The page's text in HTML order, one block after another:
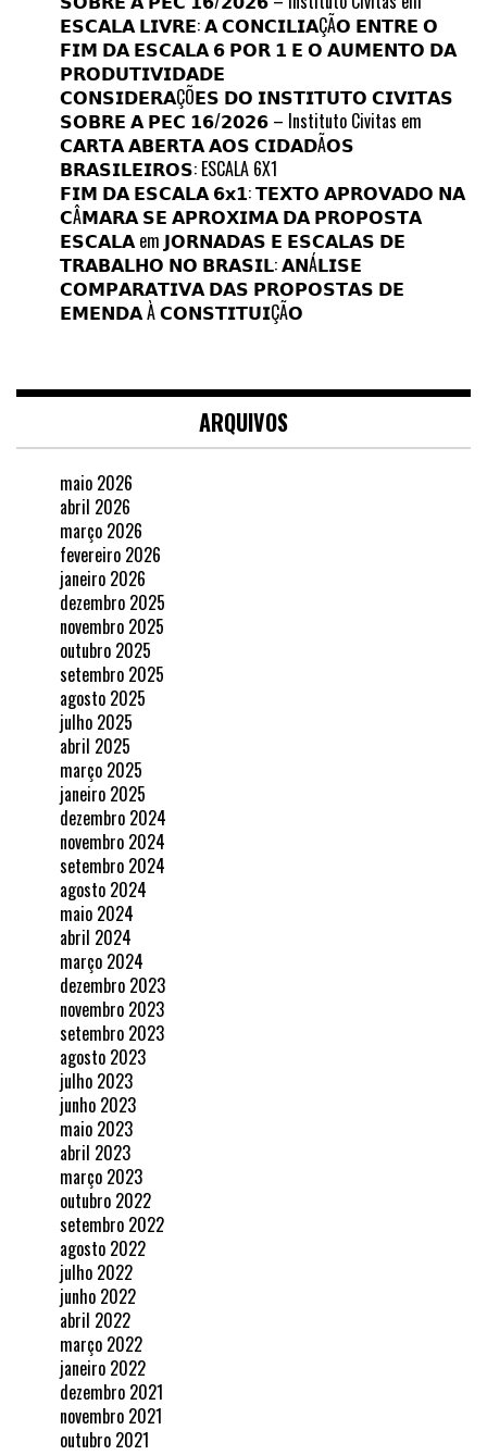
𝗘𝗦𝗖𝗔𝗟𝗔 𝗟𝗜𝗩𝗥𝗘: 𝗔 𝗖𝗢𝗡𝗖𝗜𝗟𝗜𝗔ÇÃ𝗢 𝗘𝗡𝗧𝗥𝗘 𝗢
𝗙𝗜𝗠 𝗗𝗔 𝗘𝗦𝗖𝗔𝗟𝗔 𝟲 𝗣𝗢𝗥 𝟭 𝗘 𝗢 𝗔𝗨𝗠𝗘𝗡𝗧𝗢 𝗗𝗔
𝗣𝗥𝗢𝗗𝗨𝗧𝗜𝗩𝗜𝗗𝗔𝗗𝗘
𝗖𝗢𝗡𝗦𝗜𝗗𝗘𝗥𝗔ÇÕ𝗘𝗦 𝗗𝗢 𝗜𝗡𝗦𝗧𝗜𝗧𝗨𝗧𝗢 𝗖𝗜𝗩𝗜𝗧𝗔𝗦
𝗦𝗢𝗕𝗥𝗘 𝗔 𝗣𝗘𝗖 𝟭𝟲/𝟮𝟬𝟮𝟲 – Instituto Civitas em
𝗖𝗔𝗥𝗧𝗔 𝗔𝗕𝗘𝗥𝗧𝗔 𝗔𝗢𝗦 𝗖𝗜𝗗𝗔𝗗Ã𝗢𝗦
𝗕𝗥𝗔𝗦𝗜𝗟𝗘𝗜𝗥𝗢𝗦: ESCALA 6X1
𝗙𝗜𝗠 𝗗𝗔 𝗘𝗦𝗖𝗔𝗟𝗔 𝟲𝘅𝟭: 𝗧𝗘𝗫𝗧𝗢 𝗔𝗣𝗥𝗢𝗩𝗔𝗗𝗢 𝗡𝗔
𝗖Â𝗠𝗔𝗥𝗔 𝗦𝗘 𝗔𝗣𝗥𝗢𝗫𝗜𝗠𝗔 𝗗𝗔 𝗣𝗥𝗢𝗣𝗢𝗦𝗧𝗔
𝗘𝗦𝗖𝗔𝗟𝗔em 𝗝𝗢𝗥𝗡𝗔𝗗𝗔𝗦 𝗘 𝗘𝗦𝗖𝗔𝗟𝗔𝗦 𝗗𝗘
𝗧𝗥𝗔𝗕𝗔𝗟𝗛𝗢 𝗡𝗢 𝗕𝗥𝗔𝗦𝗜𝗟: 𝗔𝗡Á𝗟𝗜𝗦𝗘
𝗖𝗢𝗠𝗣𝗔𝗥𝗔𝗧𝗜𝗩𝗔 𝗗𝗔𝗦 𝗣𝗥𝗢𝗣𝗢𝗦𝗧𝗔𝗦 𝗗𝗘
𝗘𝗠𝗘𝗡𝗗𝗔 À 𝗖𝗢𝗡𝗦𝗧𝗜𝗧𝗨𝗜ÇÃ𝗢
ARQUIVOS
maio 2026
abril 2026
março 2026
fevereiro 2026
janeiro 2026
dezembro 2025
novembro 2025
outubro 2025
setembro 2025
agosto 2025
julho 2025
abril 2025
março 2025
janeiro 2025
dezembro 2024
novembro 2024
setembro 2024
agosto 2024
maio 2024
abril 2024
março 2024
dezembro 2023
novembro 2023
setembro 2023
agosto 2023
julho 2023
junho 2023
maio 2023
abril 2023
março 2023
outubro 2022
setembro 2022
agosto 2022
julho 2022
junho 2022
abril 2022
março 2022
janeiro 2022
dezembro 2021
novembro 2021
outubro 2021